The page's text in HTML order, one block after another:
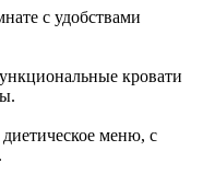
с удобствами
кровати
меню, с